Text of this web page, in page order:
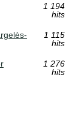
1 194
hits
1 115
hits
1 276
hits